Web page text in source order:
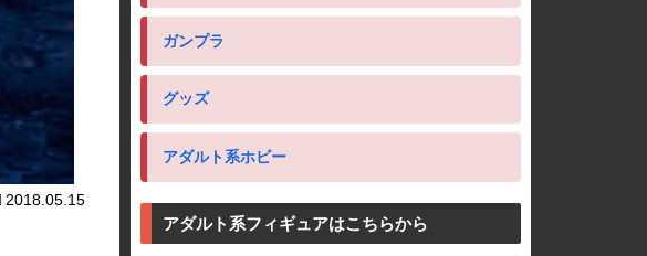
2018.05.15
ガンプラ
グッズ
アダルト系ホビー
アダルト系フィギュアはこちらから